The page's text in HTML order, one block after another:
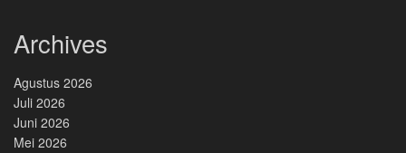
Archives
Agustus 2026
Juli 2026
Juni 2026
Mei 2026